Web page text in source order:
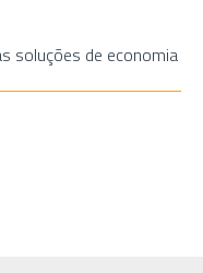
soluções de economia